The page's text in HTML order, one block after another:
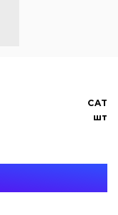
CAT
шт